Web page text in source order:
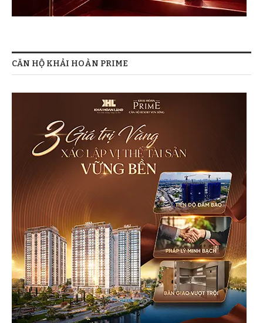
CĂN HỘ KHẢI HOÀN PRIME